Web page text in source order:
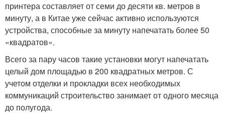
принтера составляет от семи до десяти кв. метров в
минуту, а в Китае уже сейчас активно используются
устройства, способные за минуту напечатать более 50
«квадратов».
Всего за пару часов такие установки могут напечатать
целый дом площадью в 200 квадратных метров. С
учетом отделки и прокладки всех необходимых
коммуникаций строительство занимает от одного месяца
до полугода.